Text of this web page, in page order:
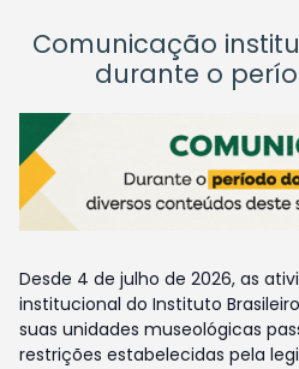
Comunicação
durante o
Desde 4 de julho de 2026, as
institucional do Instituto
suas unidades museológicas
restrições estabelecidas pela